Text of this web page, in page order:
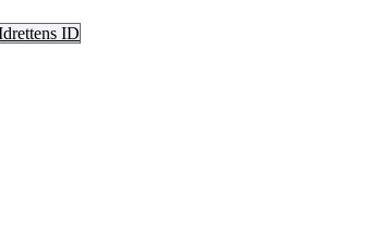
ID